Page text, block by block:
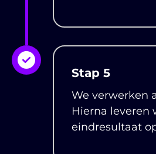
Stap 5
We verwerken
Hierna leveren
eindresultaat